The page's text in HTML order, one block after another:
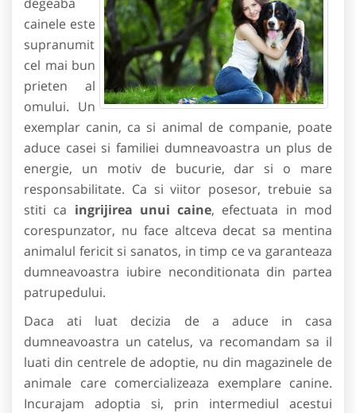
cainele este
supranumit
cel mai bun
prieten al
omului. Un
exemplar canin, ca si animal de companie, poate
aduce casei si familiei dumneavoastra un plus de
energie, un motiv de bucurie, dar si o mare
responsabilitate. Ca si viitor posesor, trebuie sa
stiti ca ingrijirea unui caine, efectuata in mod
corespunzator, nu face altceva decat sa mentina
animalul fericit si sanatos, in timp ce va garanteaza
dumneavoastra iubire neconditionata din partea
patrupedului.
Daca ati luat decizia de a aduce in casa
dumneavoastra un catelus, va recomandam sa il
luati din centrele de adoptie, nu din magazinele de
animale care comercializeaza exemplare canine.
Incurajam adoptia si, prin intermediul acestui